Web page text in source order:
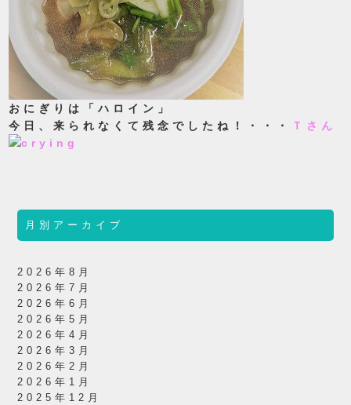
おにぎりは「ハロイン」
今日、来られなくて残念でしたね！・・・
Ｔさん
月別アーカイブ
2026年8月
2026年7月
2026年6月
2026年5月
2026年4月
2026年3月
2026年2月
2026年1月
2025年12月